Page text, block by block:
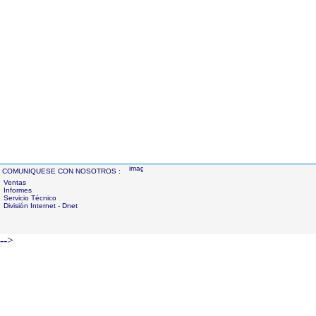
COMUNIQUESE CON NOSOTROS :
Ventas
Informes
Servicio Técnico
División Internet - Dnet
-->